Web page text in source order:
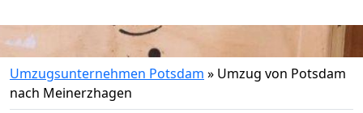
Umzugsunternehmen Potsdam » Umzug von Potsdam
nach Meinerzhagen